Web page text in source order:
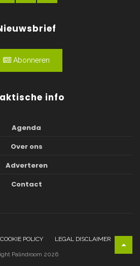
Abonneren
info
Agenda
Over ons
Adverteren
Contact
COOKIE POLICY LEGAL DISCLAIMER
Palindroom 2026